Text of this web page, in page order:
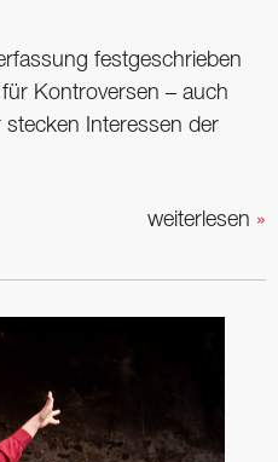
festgeschrieben
Kontroversen – auch
stecken Interessen der
weiterlesen »